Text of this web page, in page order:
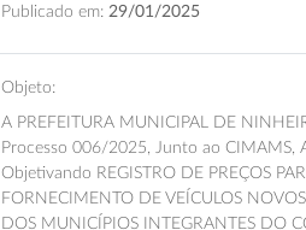
Publicado em: 29/01/2025
Objeto:
A PREFEITURA MUNICIPAL DE
Processo 006/2025, Junto ao
Objetivando REGISTRO DE PREÇOS
FORNECIMENTO DE VEÍCULOS
DOS MUNICÍPIOS INTEGRANTES DO